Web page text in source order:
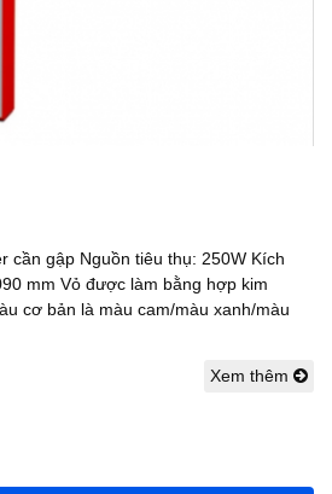
cần gập Nguồn tiêu thụ: 250W Kích
mm Vỏ được làm bằng hợp kim
cơ bản là màu cam/màu xanh/màu
Xem thêm